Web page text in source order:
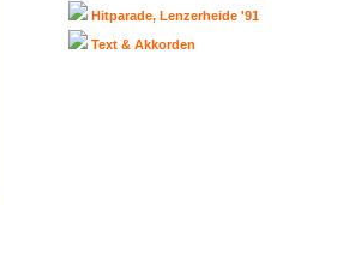
Hitparade, Lenzerheide '91
Text & Akkorden